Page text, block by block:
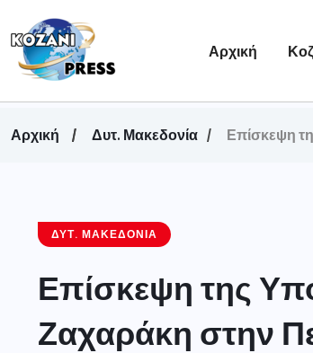
Αρχική
Αρχική Δυτ. Μακεδονία Επίσκεψη
ΔΥΤ. ΜΑΚΕΔΟΝΊΑ
Επίσκεψη της
Ζαχαράκη στην